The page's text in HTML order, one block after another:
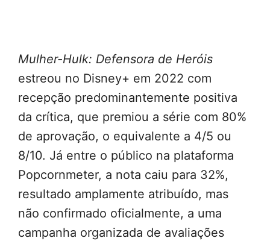
Mulher-Hulk: Defensora de Heróis
estreou no Disney+ em 2022 com
recepção predominantemente positiva
da crítica, que premiou a série com 80%
de aprovação, o equivalente a 4/5 ou
8/10. Já entre o público na plataforma
Popcornmeter, a nota caiu para 32%,
resultado amplamente atribuído, mas
não confirmado oficialmente, a uma
campanha organizada de avaliações